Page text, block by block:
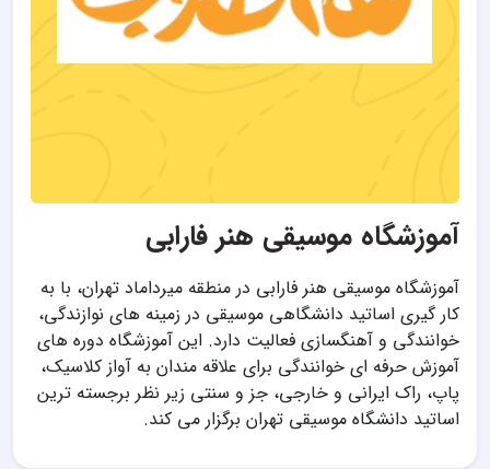
آموزشگاه موسیقی هنر فارابی
آموزشگاه موسیقی هنر فارابی در منطقه میرداماد تهران، با به
کار گیری اساتید دانشگاهی موسیقی در زمینه های نوازندگی،
خوانندگی و آهنگسازی فعالیت دارد. این آموزشگاه دوره های
آموزش حرفه ای خوانندگی برای علاقه مندان به آواز کلاسیک،
پاپ، راک ایرانی و خارجی، جز و سنتی زیر نظر برجسته ترین
اساتید دانشگاه موسیقی تهران برگزار می کند.